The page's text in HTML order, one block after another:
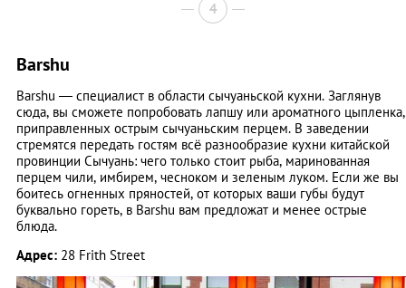
4
Barshu
Barshu — специалист в области сычуаньской кухни. Заглянув
сюда, вы сможете попробовать лапшу или ароматного цыпленка,
приправленных острым сычуаньским перцем. В заведении
стремятся передать гостям всё разнообразие кухни китайской
провинции Сычуань: чего только стоит рыба, маринованная
перцем чили, имбирем, чесноком и зеленым луком. Если же вы
боитесь огненных пряностей, от которых ваши губы будут
буквально гореть, в Barshu вам предложат и менее острые
блюда.
Адрес: 28 Frith Street